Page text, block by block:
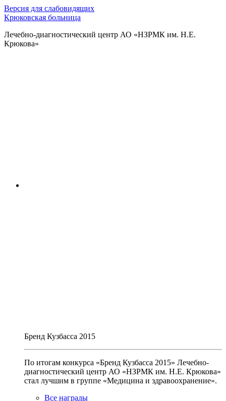
Версия для слабовидящих
Крюковская больница
Лечебно-диагностический центр АО «НЗРМК им. Н.Е.
Крюкова»
Бренд Кузбасса 2015
По итогам конкурса «Бренд Кузбасса 2015» Лечебно-
диагностический центр АО «НЗРМК им. Н.Е. Крюкова»
стал лучшим в группе «Медицина и здравоохранение».
Все награды